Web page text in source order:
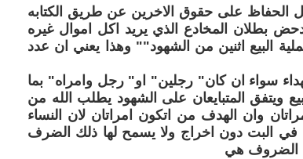
الحفاظ على حقوق الاخرين عن طريق الكتابه
بطلان المخادع الذي يريد اكل اموال غيره
البيع اثنين من الشهود"" وهذا يعني ان عدد
سواء ان كان" رجلين" او" رجل وامراه" بما
ويتفق المتبايعان على الشهود يطلب الله من
وان الهدف من اتكون امراتان لان النساء
البت دون اخراج ولا يسمح لها ذلك الضرف
الضروف هي